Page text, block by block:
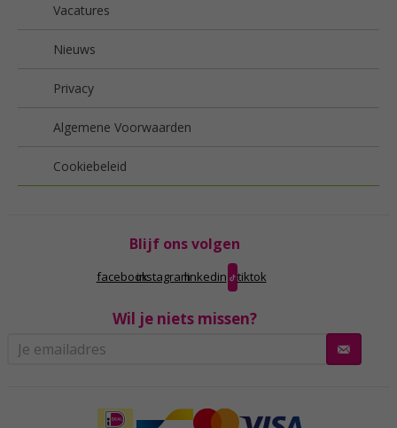
Vacatures
Nieuws
Privacy
Algemene Voorwaarden
Cookiebeleid
Blijf ons volgen
facebookinstagramlinkedin tiktok
Wil je niets missen?